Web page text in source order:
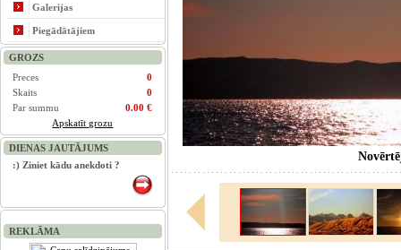
Galerijas
Piegādātājiem
GROZS
Preces
0
Skaits
0
Par summu
0.00 €
Apskatīt grozu
DIENAS JAUTĀJUMS
:) Ziniet kādu anekdoti ?
REKLĀMA